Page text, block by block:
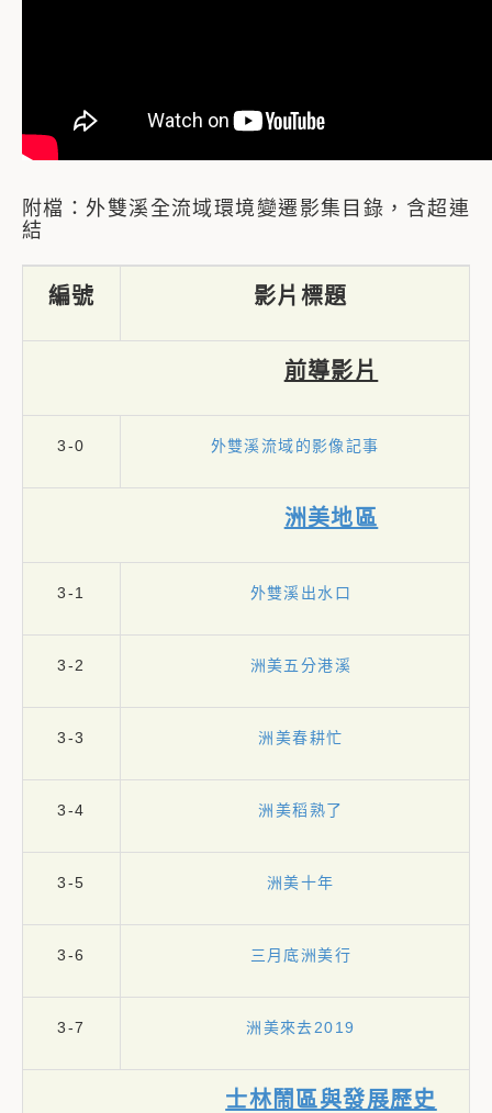
附檔：外雙溪全流域環境變遷影集目錄，含超連
結
編號 影片標題
前導影片
3-0 外雙溪流域的影像記事
洲美地區
3-1 外雙溪出水口
3-2 洲美五分港溪
3-3 洲美春耕忙
3-4 洲美稻熟了
3-5 洲美十年
3-6 三月底洲美行
3-7 洲美來去2019
士林鬧區與發展歷史